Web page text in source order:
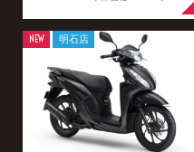
NEW 明石店